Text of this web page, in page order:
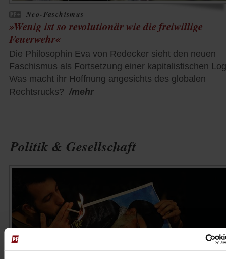
Neo-Faschismus
»Wenig ist so revolutionär wie die freiwillige
Feuerwehr«
Die Philosophin Eva von Redecker sieht den neuen
Faschismus als Fortsetzung einer kapitalistischen
Was macht ihr Hoffnung angesichts des globalen
Rechtsrucks? /mehr
Politik & Gesellschaft